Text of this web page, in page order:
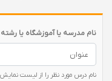
نام مدرسه یا آموزشگاه یا
نام درس مورد نظر را از لیست نمایش